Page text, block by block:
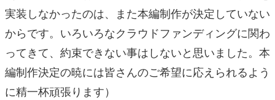
実装しなかったのは、また本編制作が決定していない
からです。いろいろなクラウドファンディングに関わ
ってきて、約束できない事はしないと思いました。本
編制作決定の暁には皆さんのご希望に応えられるよう
に精一杯頑張ります）